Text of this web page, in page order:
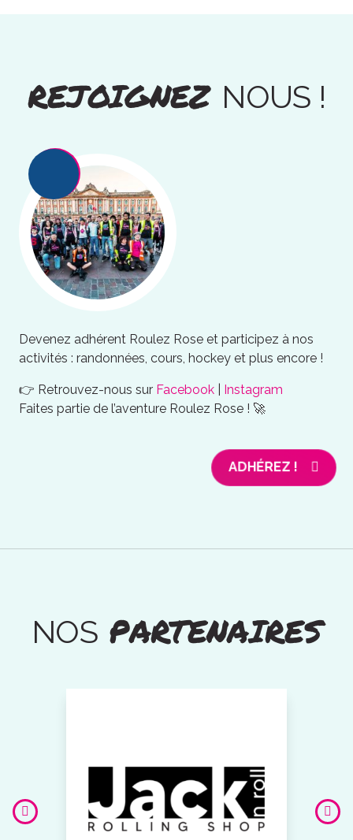
REJOIGNEZ NOUS !
Devenez adhérent Roulez Rose et participez à nos
activités : randonnées, cours, hockey et plus encore !
👉 Retrouvez-nous sur Facebook
Instagram
Faites partie de l’aventure Roulez Rose ! 🚀
ADHÉREZ !
NOSPARTENAIRES